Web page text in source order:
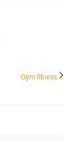
Gym fitness